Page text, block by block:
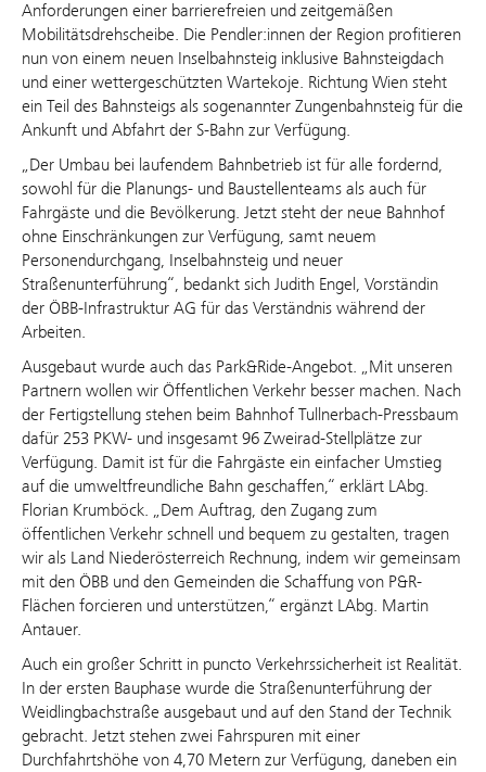
Anforderungen einer barrierefreien und zeitgemäßen
Mobilitätsdrehscheibe. Die Pendler:innen der Region profitieren
nun von einem neuen Inselbahnsteig inklusive Bahnsteigdach
und einer wettergeschützten Wartekoje. Richtung Wien steht
ein Teil des Bahnsteigs als sogenannter Zungenbahnsteig für die
Ankunft und Abfahrt der S-Bahn zur Verfügung.
„Der Umbau bei laufendem Bahnbetrieb ist für alle fordernd,
sowohl für die Planungs- und Baustellenteams als auch für
Fahrgäste und die Bevölkerung. Jetzt steht der neue Bahnhof
ohne Einschränkungen zur Verfügung, samt neuem
Personendurchgang, Inselbahnsteig und neuer
Straßenunterführung“, bedankt sich Judith Engel, Vorständin
der ÖBB-Infrastruktur AG für das Verständnis während der
Arbeiten.
Ausgebaut wurde auch das Park&Ride-Angebot. „Mit unseren
Partnern wollen wir Öffentlichen Verkehr besser machen. Nach
der Fertigstellung stehen beim Bahnhof Tullnerbach-Pressbaum
dafür 253 PKW- und insgesamt 96 Zweirad-Stellplätze zur
Verfügung. Damit ist für die Fahrgäste ein einfacher Umstieg
auf die umweltfreundliche Bahn geschaffen,“ erklärt LAbg.
Florian Krumböck. „Dem Auftrag, den Zugang zum
öffentlichen Verkehr schnell und bequem zu gestalten, tragen
wir als Land Niederösterreich Rechnung, indem wir gemeinsam
mit den ÖBB und den Gemeinden die Schaffung von P&R-
Flächen forcieren und unterstützen,“ ergänzt LAbg. Martin
Antauer.
Auch ein großer Schritt in puncto Verkehrssicherheit ist Realität.
In der ersten Bauphase wurde die Straßenunterführung der
Weidlingbachstraße ausgebaut und auf den Stand der Technik
gebracht. Jetzt stehen zwei Fahrspuren mit einer
Durchfahrtshöhe von 4,70 Metern zur Verfügung, daneben ein